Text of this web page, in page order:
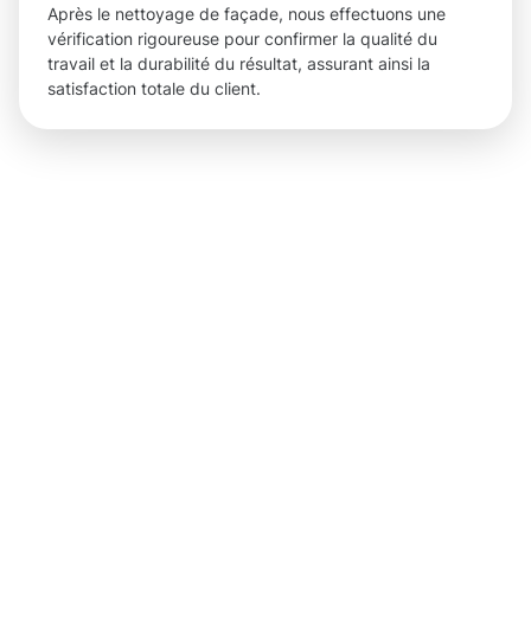
Après le nettoyage de façade, nous effectuons une
vérification rigoureuse pour confirmer la qualité du
travail et la durabilité du résultat, assurant ainsi la
satisfaction totale du client.